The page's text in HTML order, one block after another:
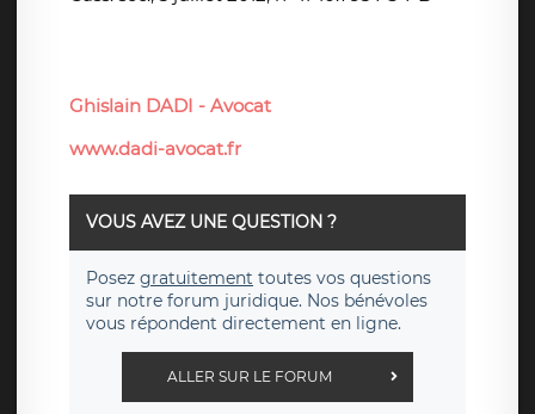
Ghislain DADI - Avocat
www.dadi-avocat.fr
VOUS AVEZ UNE QUESTION ?
Posez gratuitement toutes vos questions
sur notre forum juridique. Nos bénévoles
vous répondent directement en ligne.
ALLER SUR LE FORUM